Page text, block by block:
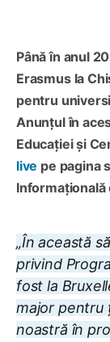
Până în anul
Erasmus la
pentru
Anunțul în
Educației și
live pe pagina
Informațională
„În această
privind
fost la
major pentru
noastră în